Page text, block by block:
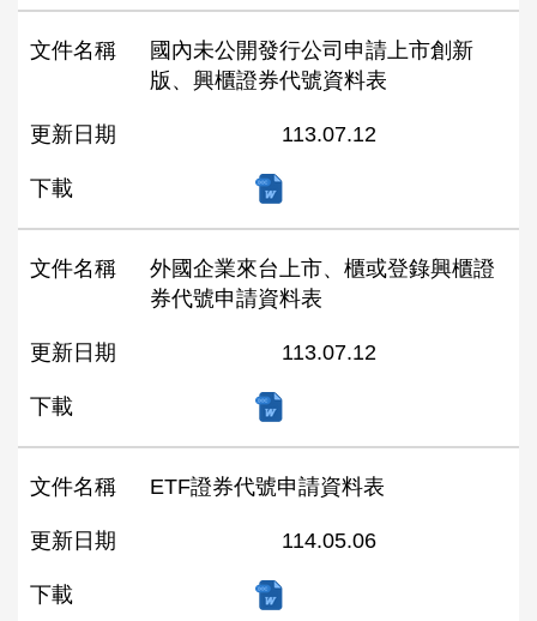
文件名稱
國內未公開發行公司申請上市創新
版、興櫃證券代號資料表
更新日期 113.07.12
下載
文件名稱
外國企業來台上市、櫃或登錄興櫃證
券代號申請資料表
更新日期 113.07.12
下載
文件名稱 ETF證券代號申請資料表
更新日期 114.05.06
下載